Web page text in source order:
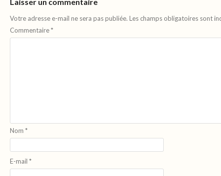
Votre adresse e-mail ne sera pas publiée. Les champs obligatoires sont
Commentaire*
Nom *
E-mail *